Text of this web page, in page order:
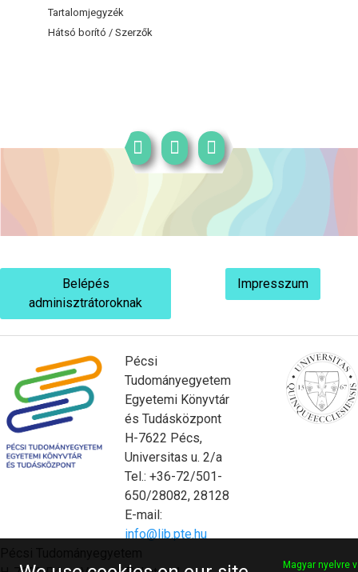
Tartalomjegyzék
Hátsó borító / Szerzők
Belépés
adminisztrátoroknak
Impresszum
Pécsi
Tudományegyetem
Egyetemi Könyvtár
és Tudásközpont
H-7622 Pécs,
Universitas u. 2/a
Tel.: +36-72/501-
650/28082, 28128
E-mail:
info@lib.pte.hu
Magyar nyelvre